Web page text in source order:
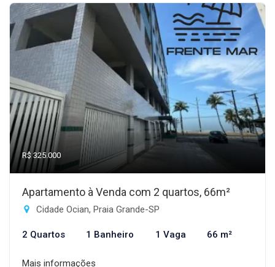
R$ 325.000
Apartamento à Venda com 2 quartos, 66m²
Cidade Ocian, Praia Grande-SP
2 Quartos 1 Banheiro 1 Vaga 66 m²
Mais informações